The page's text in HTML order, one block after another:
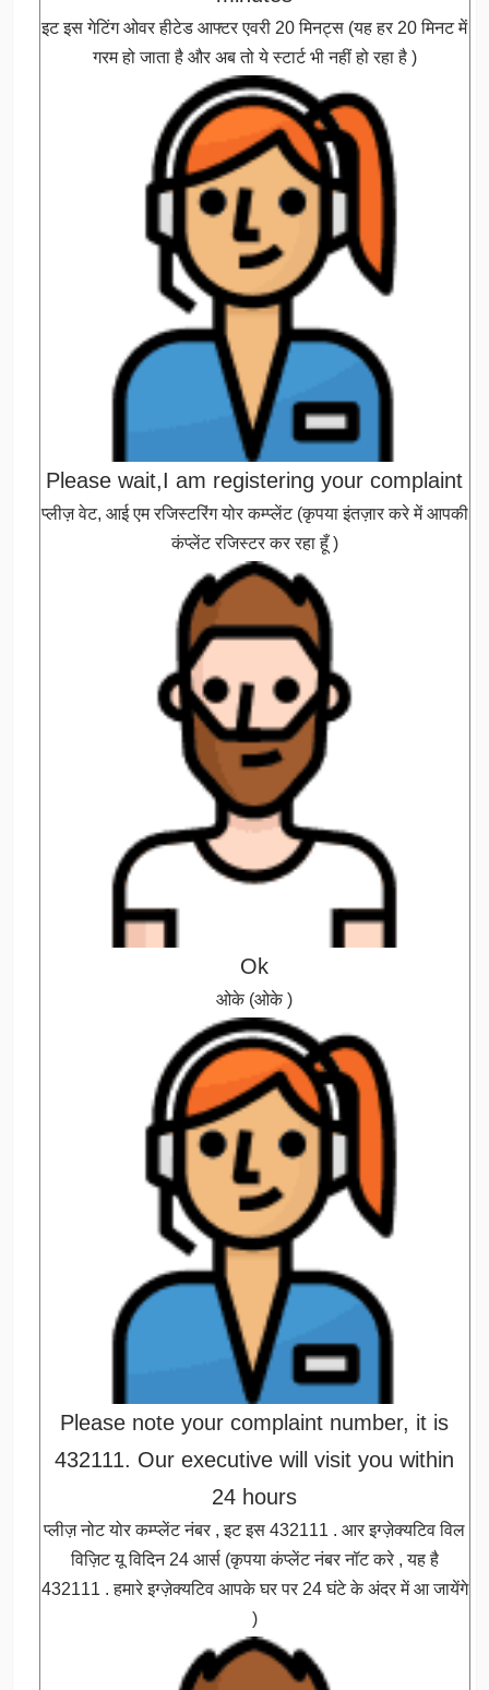
इट इस गेटिंग ओवर हीटेड आफ्टर एवरी 20 मिनट्स (यह हर 20 मिनट में
गरम हो जाता है और अब तो ये स्टार्ट भी नहीं हो रहा है )
Please wait,I am registering your complaint
प्लीज़ वेट, आई एम रजिस्टरिंग योर कम्प्लेंट (कृपया इंतज़ार करे में आपकी
कंप्लेंट रजिस्टर कर रहा हूँ )
Ok
ओके (ओके )
Please note your complaint number, it is
432111. Our executive will visit you within
24 hours
प्लीज़ नोट योर कम्प्लेंट नंबर , इट इस 432111 . आर इग्ज़ेक्यटिव विल
विज़िट यू विदिन 24 आर्स (कृपया कंप्लेंट नंबर नॉट करे , यह है
432111 . हमारे इग्ज़ेक्यटिव आपके घर पर 24 घंटे के अंदर में आ जायेंगे
)